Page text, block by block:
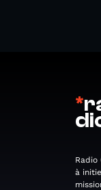
*
Radio
à